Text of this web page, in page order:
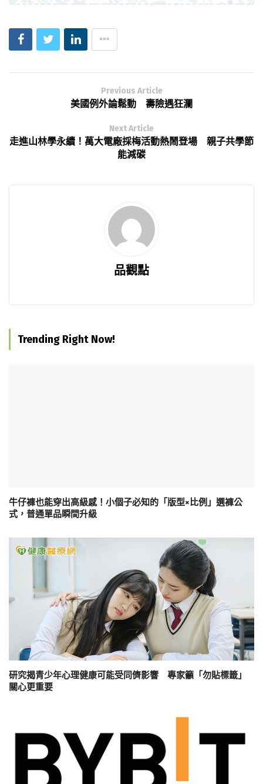
Previous Article
美國例外論鬆動 壽險遇狂瀾
Next Article
走進山林學永續！萬大電廠採梅活動熱鬧登場 親子共學節
能減碳
品觀點
Trending Right Now!
牛仔褲也能穿出高級感！小個子必知的「版型×比例」選褲公
式，普通單品瞬間升級
研究揭青少年心理健康可能受同儕影響 專家籲「勿貼標籤」
關心更重要